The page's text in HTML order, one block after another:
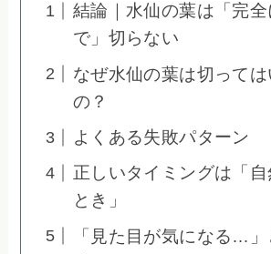
結論｜水仙の葉は「完全
で」切らない
なぜ水仙の葉は切って
の？
よくある失敗パターン
正しいタイミングは「
とき」
「見た目が気になる…